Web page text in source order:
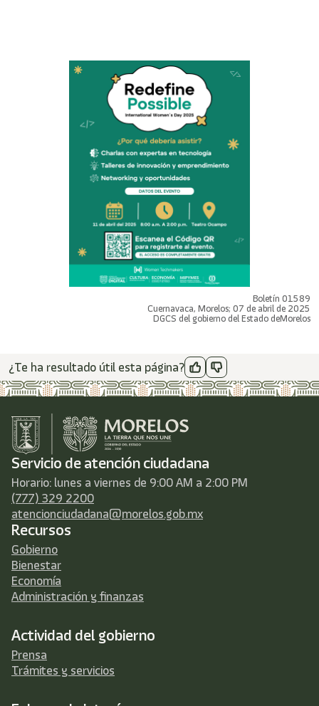
Boletín 01589
Cuernavaca, Morelos; 07 de abril de 2025
DGCS del gobierno del Estado deMorelos
¿Te ha resultado útil esta página?
Servicio de atención ciudadana
Horario: lunes a viernes de 9:00 AM a 2:00 PM
(777) 329 2200
atencionciudadana@morelos.gob.mx
Recursos
Gobierno
Bienestar
Economía
Administración y finanzas
Actividad del gobierno
Prensa
Trámites y servicios